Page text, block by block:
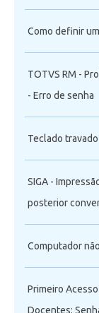
Como definir
TOTVS RM -
- Erro de senha
Teclado travado
SIGA -
posterior
Computador
Primeiro
Docentes: